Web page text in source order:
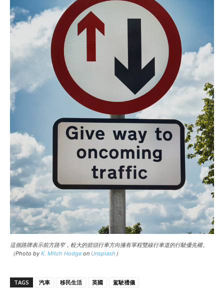
這個路牌表示前方路窄，較大的箭頭行車方向擁有單程雙線行車道的行駛優先權。
（Photo by K. Mitch Hodge on Unsplash ）
TAGS 汽車 移民生活 英國 駕駛禮儀